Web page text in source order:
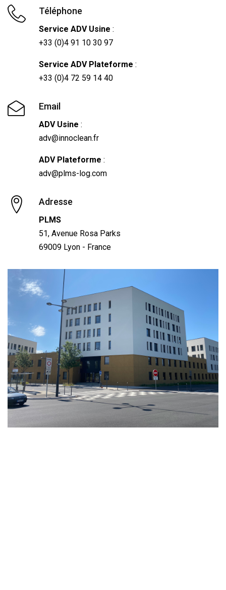
Téléphone
Service ADV Usine :
+33 (0)4 91 10 30 97
Service ADV Plateforme :
+33 (0)4 72 59 14 40
Email
ADV Usine :
adv@innoclean.fr
ADV Plateforme :
adv@plms-log.com
Adresse
PLMS
51, Avenue Rosa Parks
69009 Lyon - France